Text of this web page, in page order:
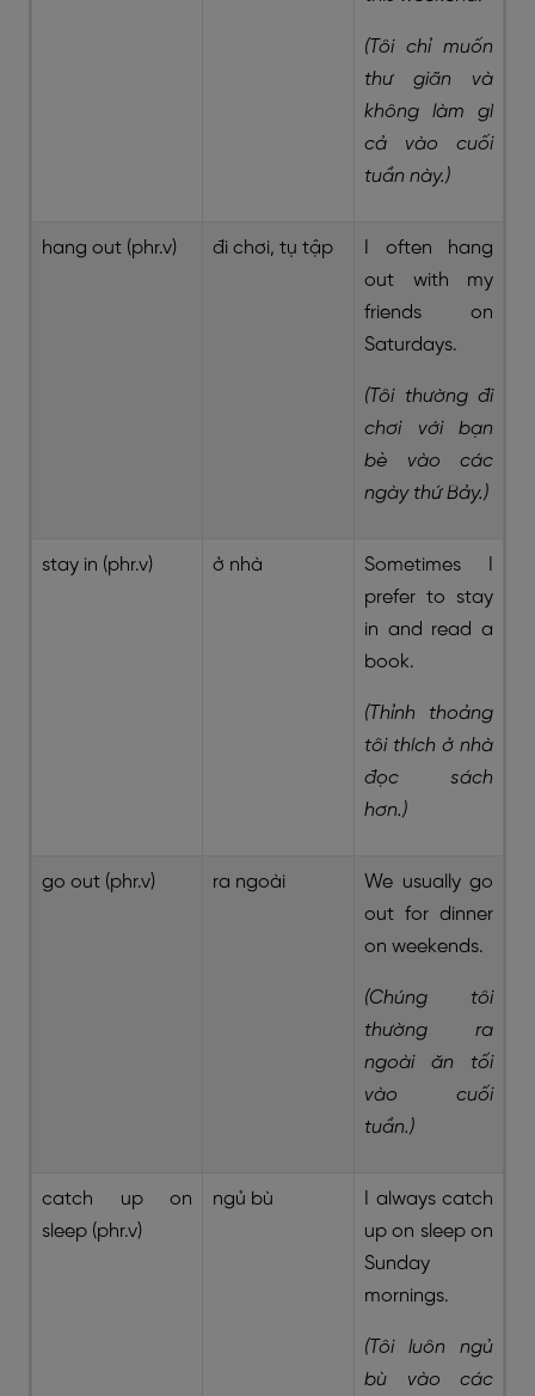
(Tôi chỉ muốn
thư giãn và
không làm gì
cả vào cuối
tuần này.)
hang out (phr.v) đi chơi, tụ tập
I often hang
out with my
friends on
Saturdays.
(Tôi thường đi
chơi với bạn
bè vào các
ngày thứ Bảy.)
stay in (phr.v) ở nhà
Sometimes I
prefer to stay
in and read a
book.
(Thỉnh thoảng
tôi thích ở nhà
đọc sách
hơn.)
go out (phr.v) ra ngoài
We usually go
out for dinner
on weekends.
(Chúng tôi
thường ra
ngoài ăn tối
vào cuối
tuần.)
catch up on
sleep (phr.v)
ngủ bù
I always catch
up on sleep on
Sunday
mornings.
(Tôi luôn ngủ
bù vào các